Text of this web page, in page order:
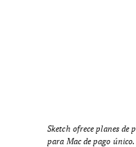
Sketch ofrece planes de
para Mac de pago único.